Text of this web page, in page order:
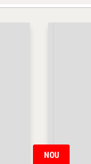
NOU